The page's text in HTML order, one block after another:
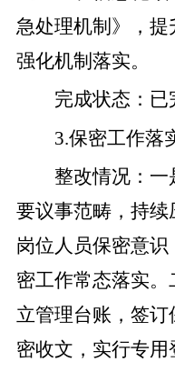
急处理机制》
，
强化机制落实。
完成状态 ： 已
3.保密工作落
整改情况： 一
要议事范畴，持
岗位人员保密意
密工作常态落实。
立管理台账，签订
密收文 ，实行专